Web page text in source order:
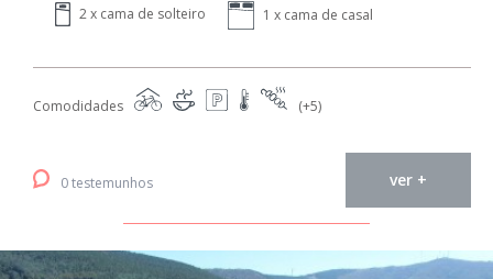
2 x cama de solteiro 1 x cama de casal
Comodidades (+5)
0 testemunhos ver +